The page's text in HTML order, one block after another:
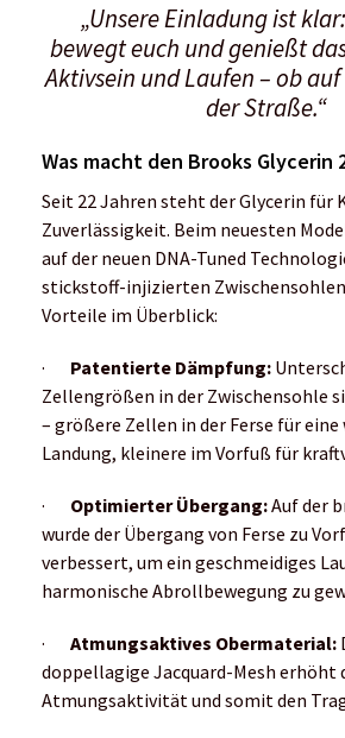
„Unsere Einladung ist
bewegt euch und genießt
Aktivsein und Laufen – ob
der Straße.“
Was macht den Brooks Glycerin
Seit 22 Jahren steht der Glycerin für
Zuverlässigkeit. Beim neuesten
auf der neuen DNA-Tuned
stickstoff-injizierten
Vorteile im Überblick:
· Patentierte Dämpfung:
Zellengrößen in der Zwischensohle
– größere Zellen in der Ferse für eine
Landung, kleinere im Vorfuß für
· Optimierter Übergang:Auf der
wurde der Übergang von Ferse zu
verbessert, um ein geschmeidiges
harmonische Abrollbewegung zu
· Atmungsaktives Obermaterial:
doppellagige Jacquard-Mesh erhöht
Atmungsaktivität und somit den